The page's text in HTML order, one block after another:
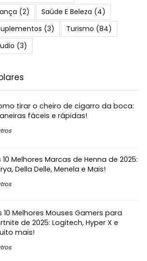
(2) Saúde E Beleza (4)
(3) Turismo (84)
(3)
tirar o cheiro de cigarro da boca:
fáceis e rápidas!
10 Melhores Marcas de Henna de 2025:
Della Delle, Menela e Mais!
10 Melhores Mouses Gamers para
de 2025: Logitech, Hyper X e
mais!